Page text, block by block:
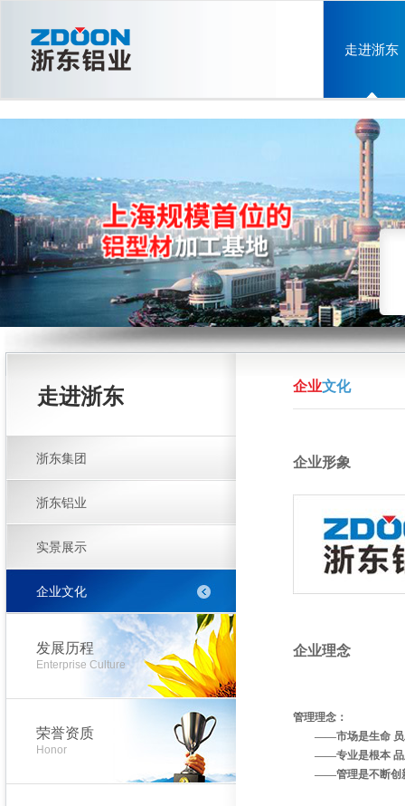
走进浙东
走进浙东
浙东集团
浙东铝业
实景展示
企业文化
发展历程
Enterprise Culture
荣誉资质
Honor
企业文化
企业形象
企业理念
管理理念：
——市场是生命 员
——专业是根本 品
——管理是不断创